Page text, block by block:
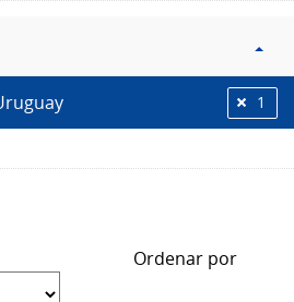
1
Ordenar por